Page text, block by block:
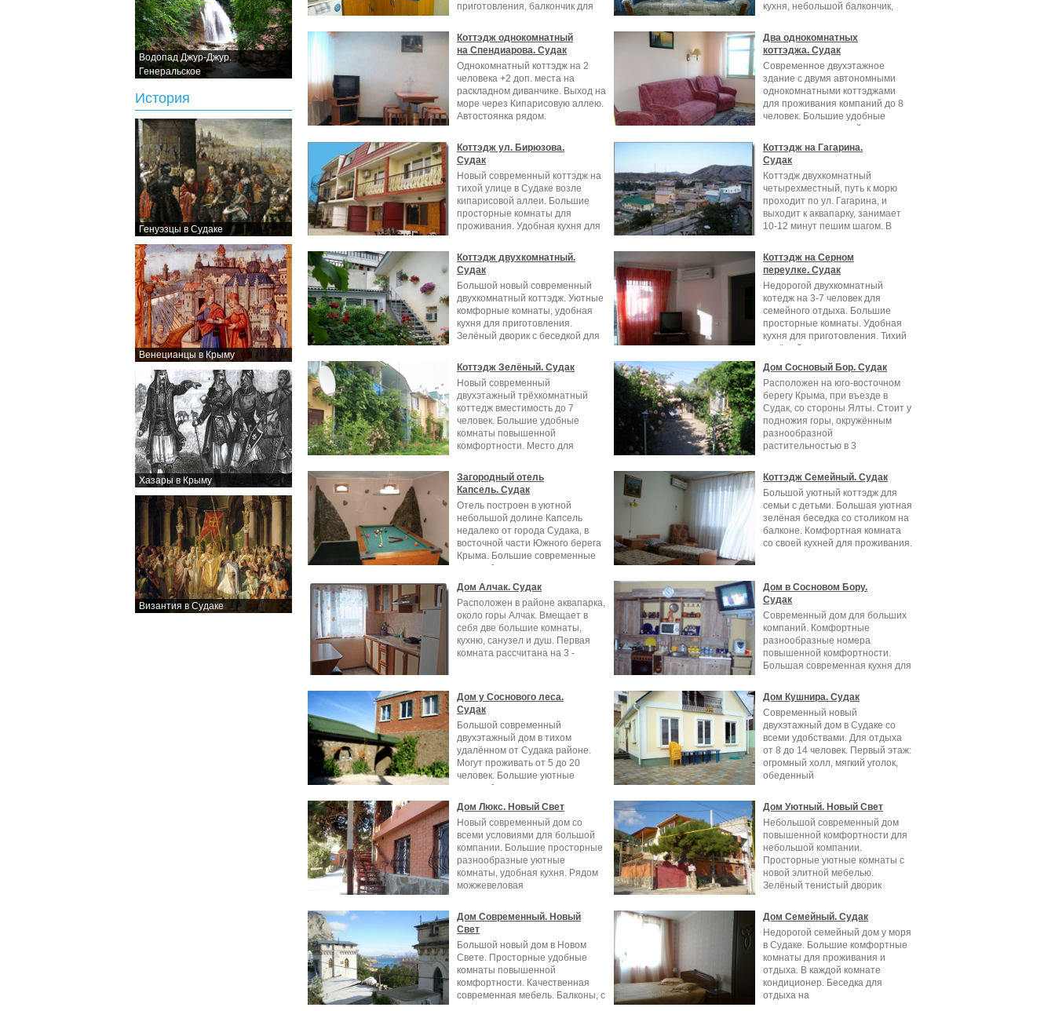
Водопад Джур-Джур.
Генеральское
История
Генуэзцы в Судаке
Венецианцы в Крыму
Хазары в Крыму
Византия в Судаке
приготовления, балкончик для
кухня, небольшой балкончик,
Коттэдж однокомнатный
на Спендиарова. Судак
Однокомнатный коттэдж на 2
человека +2 доп. места на
раскладном диванчике. Выход на
море через Кипарисовую аллею.
Автостоянка рядом.
Два однокомнатных
коттэджа. Судак
Современное двухэтажное
здание с двумя автономными
однокомнатными коттэджами
для проживания компаний до 8
человек. Большие удобные
комнаты повышенной
Коттэдж ул. Бирюзова.
Судак
Новый современный коттэдж на
тихой улице в Судаке возле
кипарисовой аллеи. Большие
просторные комнаты для
проживания. Удобная кухня для
Коттэдж на Гагарина.
Судак
Коттэдж двухкомнатный
четырехместный, путь к морю
проходит по ул. Гагарина, и
выходит к аквапарку, занимает
10-12 минут пешим шагом. В
Коттэдж двухкомнатный.
Судак
Большой новый современный
двухкомнатный коттэдж. Уютные
комфорные комнаты, удобная
кухня для приготовления.
Зелёный дворик с беседкой для
Коттэдж на Серном
переулке. Судак
Недорогой двухкомнатный
котедж на 3-7 человек для
семейного отдыха. Большие
просторные комнаты. Удобная
кухня для приготовления. Тихий
зелёный
Коттэдж Зелёный. Судак
Новый современный
двухэтажный трёхкомнатный
коттедж вместимость до 7
человек. Большие удобные
комнаты повышенной
комфортности. Место для
Дом Сосновый Бор. Судак
Расположен на юго-восточном
берегу Крыма, при въезде в
Судак, со стороны Ялты. Стоит у
подножия горы, окружённым
разнообразной
растительностью в 3
Загородный отель
Капсель. Судак
Отель построен в уютной
небольшой долине Капсель
недалеко от города Судака, в
восточной части Южного берега
Крыма. Большие современные
разнообразные
Коттэдж Семейный. Судак
Большой уютный коттэдж для
семьи с детьми. Большая уютная
зелёная беседка со столиком на
балконе. Комфортная комната
со своей кухней для проживания.
Дом Алчак. Судак
Расположен в районе аквапарка,
около горы Алчак. Вмещает в
себя две большие комнаты,
кухню, санузел и душ. Первая
комната рассчитана на 3 -
Дом в Сосновом Бору.
Судак
Современный дом для больших
компаний. Комфортные
разнообразные номера
повышенной комфортности.
Большая современная кухня для
Дом у Соснового леса.
Судак
Большой современный
двухэтажный дом в тихом
удалённом от Судака районе.
Могут проживать от 5 до 20
человек. Большие уютные
разнообразные комнаты с
Дом Кушнира. Судак
Современный новый
двухэтажный дом в Судаке со
всеми удобствами. Для отдыха
от 8 до 14 человек. Первый этаж:
огромный холл, мягкий уголок,
обеденный
Дом Люкс. Новый Свет
Новый современный дом со
всеми условиями для большой
компании. Большие просторные
разнообразные уютные
комнаты, удобная кухня. Рядом
можжевеловая
Дом Уютный. Новый Свет
Небольшой современный дом
повышенной комфортности для
небольшой компании.
Просторные уютные комнаты с
новой элитной мебелью.
Зелёный тенистый дворик
Дом Современный. Новый
Свет
Большой новый дом в Новом
Свете. Просторные удобные
комнаты повышенной
комфортности. Качественная
современная мебель. Балконы, с
Дом Семейный. Судак
Недорогой семейный дом у моря
в Судаке. Большие комфортные
комнаты для проживания и
отдыха. В каждой комнате
кондиционер. Беседка для
отдыха на